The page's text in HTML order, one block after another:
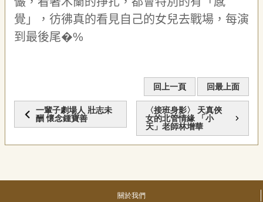
覺」，彷彿真的看見自己的女兒去戰場， 每演
到 最後尾�%
回上一頁 回最上面
一輩子劇場人 壯志未
酬 懷念鍾寶善
〈接班身影〉 天真俠
女的北管情緣 「小
天」老師林增華
關於我們